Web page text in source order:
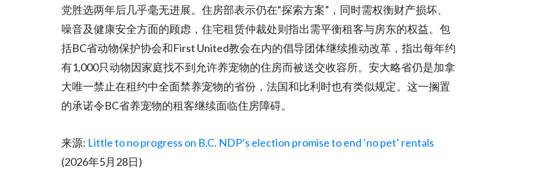
党胜选两年后几乎毫无进展。住房部表示仍在“探索方案”，同时需权衡财产损坏、
噪音及健康安全方面的顾虑，住宅租赁仲裁处则指出需平衡租客与房东的权益。包
括BC省动物保护协会和First United教会在内的倡导团体继续推动改革，指出每年约
有1,000只动物因家庭找不到允许养宠物的住房而被送交收容所。安大略省仍是加拿
大唯一禁止在租约中全面禁养宠物的省份，法国和比利时也有类似规定。这一搁置
的承诺令BC省养宠物的租客继续面临住房障碍。
来源: Little to no progress on B.C. NDP’s election promise to end ‘no pet’ rentals
(2026年5月28日)